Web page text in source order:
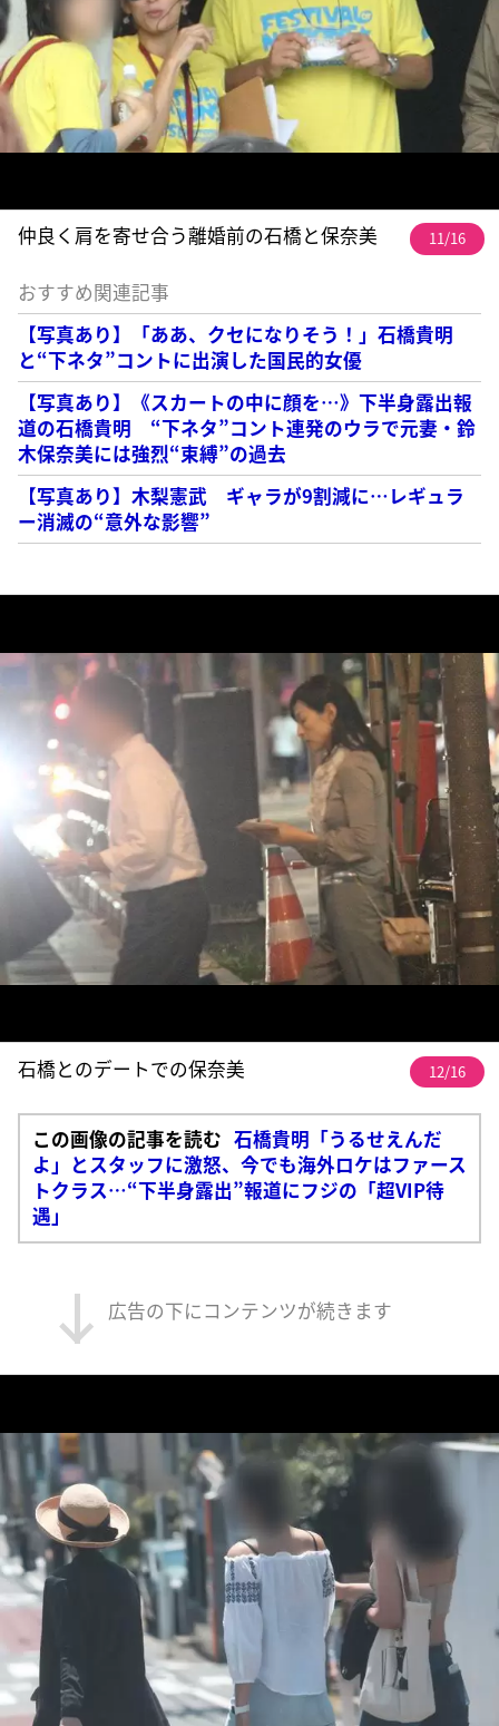
仲良く肩を寄せ合う離婚前の石橋と保奈美 11/16
おすすめ関連記事
【写真あり】「ああ、クセになりそう！」石橋貴明
と“下ネタ”コントに出演した国民的女優
【写真あり】《スカートの中に顔を…》下半身露出報
道の石橋貴明 “下ネタ”コント連発のウラで元妻・鈴
木保奈美には強烈“束縛”の過去
【写真あり】木梨憲武 ギャラが9割減に…レギュラ
ー消滅の“意外な影響”
石橋とのデートでの保奈美 12/16
この画像の記事を読む 石橋貴明「うるせえんだ
よ」とスタッフに激怒、今でも海外ロケはファース
トクラス…“下半身露出”報道にフジの「超VIP待
遇」
広告の下にコンテンツが続きます